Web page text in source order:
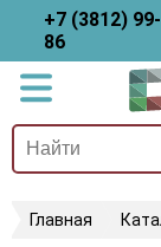
+7 (3812)
86
Главная